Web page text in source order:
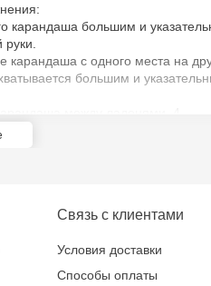
карандаша большим и
карандаша с одного места на
большим и
между большим и
кистей рук с последующим их
одной кисти руки
нашей книге будут интересными
Связь с клиентами
Условия доставки
Способы оплаты